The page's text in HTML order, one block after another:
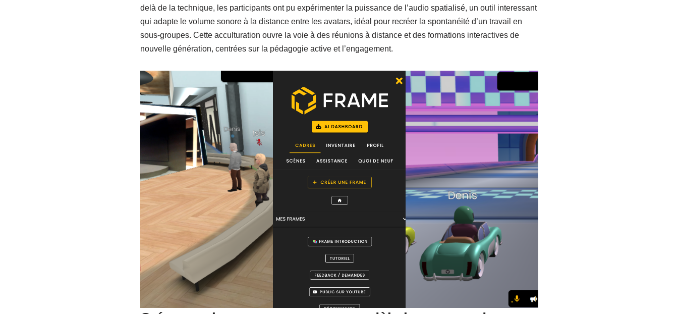
delà de la technique, les participants ont pu expérimenter la puissance de l’audio spatialisé, un outil interessant
qui adapte le volume sonore à la distance entre les avatars, idéal pour recréer la spontanéité d’un travail en
sous-groupes. Cette acculturation ouvre la voie à des réunions à distance et des formations interactives de
nouvelle génération, centrées sur la pédagogie active et l’engagement.